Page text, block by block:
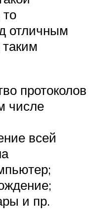
отличным
протоколов
числе
всей
и пр.